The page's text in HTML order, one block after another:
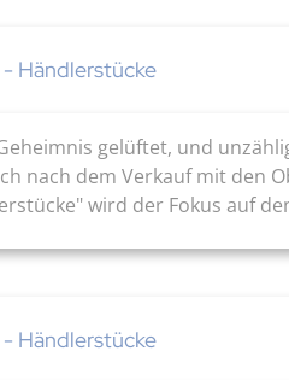
- Händlerstücke
gelüftet, und
nach dem Verkauf mit den
wird der Fokus auf
- Händlerstücke